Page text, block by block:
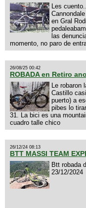
Les
en Gral
las
momento, no paro de
26/08/25 00:42
ROBADA en Retiro
Le robaron
Castillo
puerto) a
pibes lo
31. La bici es una
cuadro talle chico
26/12/24 08:13
BTT MASSI TEAM
Btt robada
23/12/2024